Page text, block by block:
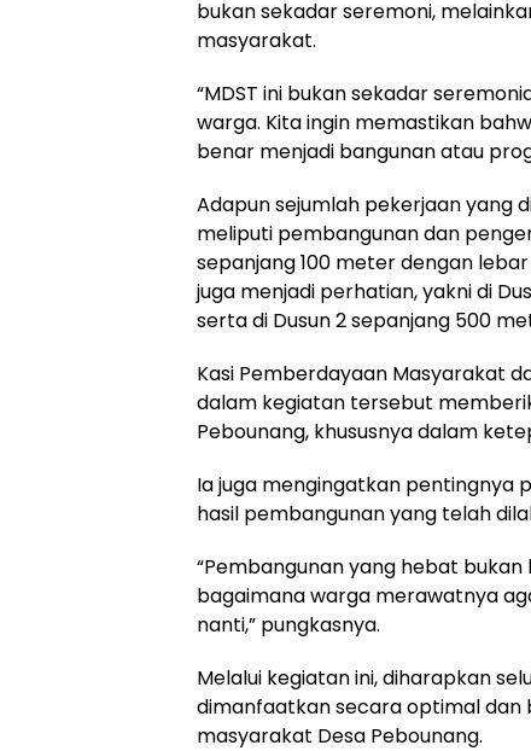
bukan sekadar seremoni,
masyarakat.
“MDST ini bukan sekadar
warga. Kita ingin memastikan
benar menjadi bangunan atau
Adapun sejumlah pekerjaan yang
meliputi pembangunan dan
sepanjang 100 meter dengan
juga menjadi perhatian, yakni di
serta di Dusun 2 sepanjang 500
Kasi Pemberdayaan Masyarakat
dalam kegiatan tersebut
Pebounang, khususnya dalam
Ia juga mengingatkan pentingnya
hasil pembangunan yang telah
“Pembangunan yang hebat
bagaimana warga merawatnya
nanti,” pungkasnya.
Melalui kegiatan ini, diharapkan
dimanfaatkan secara optimal
masyarakat Desa Pebounang.